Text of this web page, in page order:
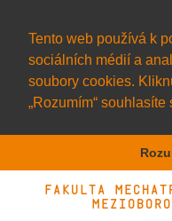
Tento web používá k
sociálních médií a
soubory cookies.
„Rozumím“
Fakulta